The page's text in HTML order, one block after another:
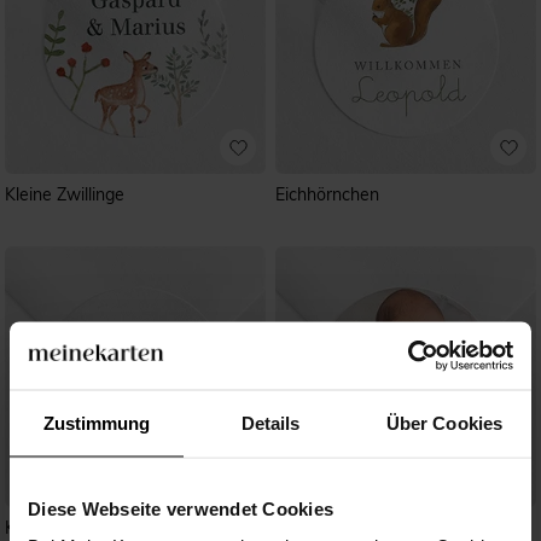
Zustimmung Details Über Cookies
Diese Webseite verwendet Cookies
Kleine Zwillinge Eichhörnchen
Kleiner Schatz